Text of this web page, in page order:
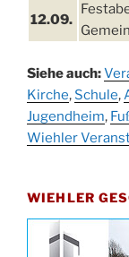
12.09.
13.09.
19.09.
12 Uhr
Siehe auch:
Kirche, Schule,
Jugendheim,
Wiehler
WIEHLER